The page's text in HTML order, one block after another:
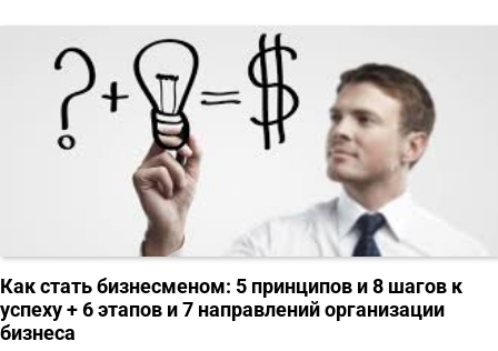
Как стать бизнесменом: 5 принципов и 8 шагов к
успеху + 6 этапов и 7 направлений организации
бизнеса